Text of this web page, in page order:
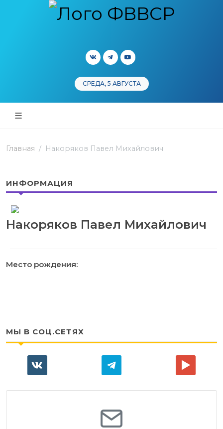
СРЕДА, 5 АВГУСТА
Главная Накоряков Павел Михайлович
ИНФОРМАЦИЯ
Накоряков Павел Михайлович
Место рождения:
МЫ В СОЦ.СЕТЯХ